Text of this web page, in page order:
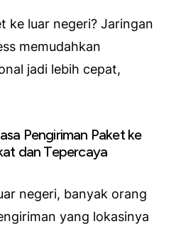
ke luar negeri? Jaringan
memudahkan
jadi lebih cepat,
Pengiriman Paket ke
dan Tepercaya
negeri, banyak orang
yang lokasinya